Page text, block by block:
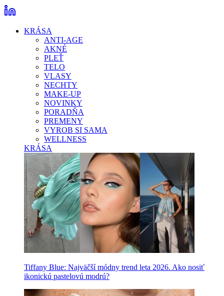
KRÁSA
ANTI-AGE
AKNÉ
PLEŤ
TELO
VLASY
NECHTY
MAKE-UP
NOVINKY
PORADŇA
PREMENY
VYROB SI SAMA
WELLNESS
KRÁSA
Tiffany Blue: Najväčší módny trend leta 2026. Ako nosiť
ikonickú pastelovú modrú?